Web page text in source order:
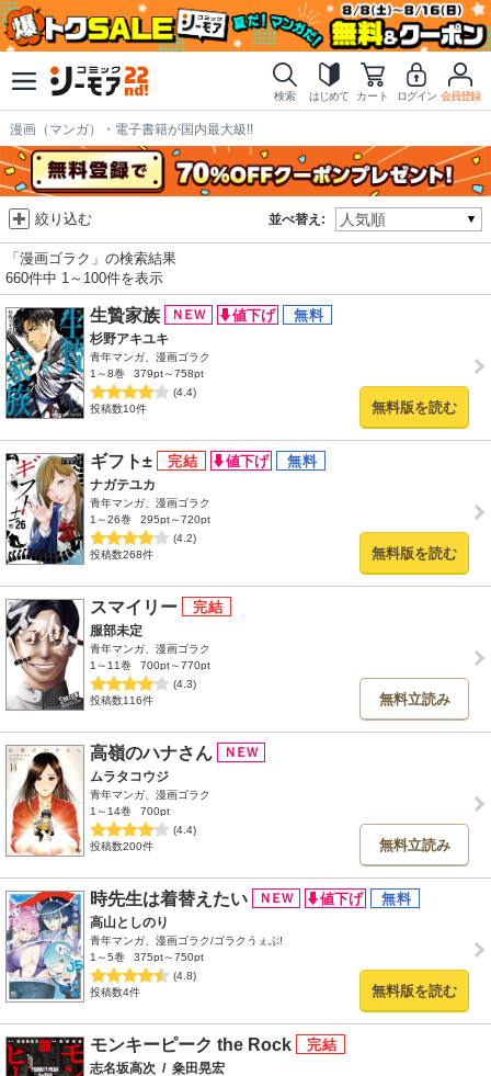
検索 はじめて カート ログイン 会員登録
漫画（マンガ）・電子書籍が国内最大級!!
並べ替え:
絞り込む
「漫画ゴラク」の検索結果
660件中 1～100件を表示
生贄家族
杉野アキユキ
青年マンガ、漫画ゴラク
1～8巻
379pt～758pt
(4.4)
投稿数10件
無料版を読む
ギフト±
ナガテユカ
青年マンガ、漫画ゴラク
1～26巻
295pt～720pt
(4.2)
投稿数268件
無料版を読む
スマイリー
服部未定
青年マンガ、漫画ゴラク
1～11巻
700pt～770pt
(4.3)
投稿数116件
無料立読み
高嶺のハナさん
ムラタコウジ
青年マンガ、漫画ゴラク
1～14巻
700pt
(4.4)
投稿数200件
無料立読み
時先生は着替えたい
高山としのり
青年マンガ、漫画ゴラク/ゴラクうぇぶ!
1～5巻
375pt～750pt
(4.8)
投稿数4件
無料版を読む
モンキーピーク the Rock
志名坂高次 / 粂田晃宏